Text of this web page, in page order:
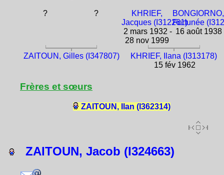
? ?
KHRIEF,
Jacques (I312261)
2 mars 1932 -
28 nov 1999
BONGIORNO,
Fortunée
16 août 1938
ZAITOUN, Gilles (I347807)
KHRIEF, Ilana (I313178)
15 fév 1962
Frères et sœurs
ZAITOUN, Ilan (I362314)
ZAITOUN, Jacob (I324663)